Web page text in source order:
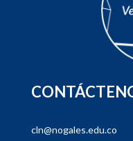
cln@nogales.edu.co